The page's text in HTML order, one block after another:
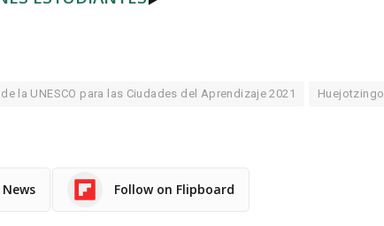
la UNESCO para las Ciudades del Aprendizaje 2021 Huejotzingo
Follow on Flipboard